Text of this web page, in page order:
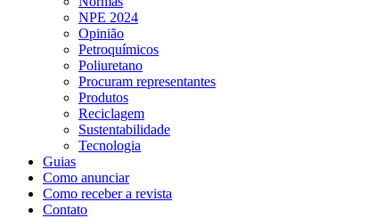
NPE 2024
Opinião
Petroquímicos
Poliuretano
Procuram representantes
Produtos
Reciclagem
Sustentabilidade
Tecnologia
Guias
Como anunciar
Como receber a revista
Contato